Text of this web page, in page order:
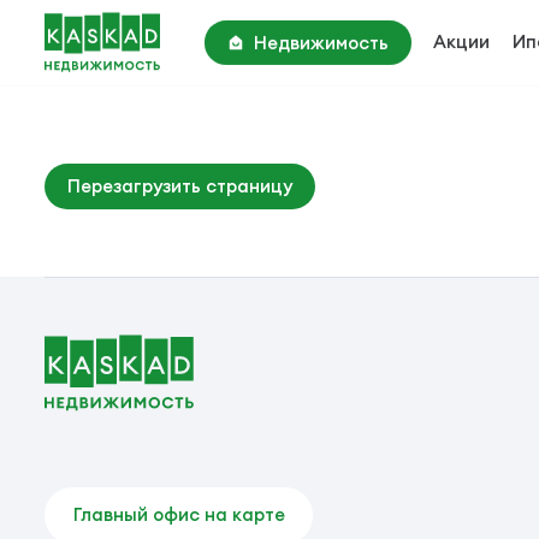
Недвижимость Акции
Академия Парк
Парк Апрель
Киевское шоссе, 25 км
Перезагрузить страницу
Главный офис на карте